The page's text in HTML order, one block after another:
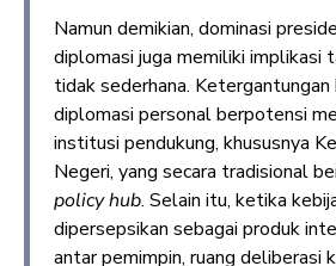
Namun demikian, dominasi
diplomasi juga memiliki implikasi
tidak sederhana.
diplomasi personal berpotensi
institusi pendukung, khususnya
Negeri, yang secara tradisional
policy hub. Selain itu, ketika
dipersepsikan sebagai produk
antar pemimpin, ruang deliberasi